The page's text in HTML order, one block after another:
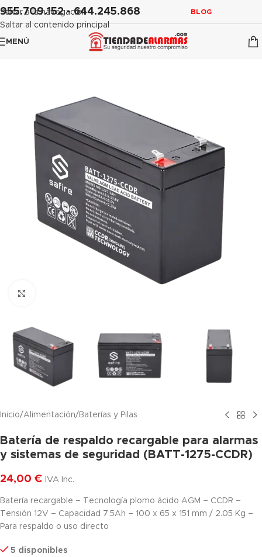
contenido
Saltar a la navegación
Saltar al contenido principal
955.709.152 - 644.245.868 BLOG
MENÚ
Inicio/Alimentación/ Baterías y Pilas
Batería de respaldo recargable para alarmas
y sistemas de seguridad (BATT-1275-CCDR)
24,00 € IVA Inc.
Batería recargable – Tecnología plomo ácido AGM – CCDR –
Tensión 12V – Capacidad 7.5Ah – 100 x 65 x 151 mm / 2.05 Kg –
Para respaldo o uso directo
5 disponibles